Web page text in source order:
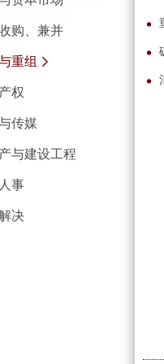
购、兼并
重组
权
传媒
与建设工程
事
决